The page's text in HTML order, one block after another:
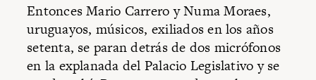
Entonces Mario Carrero y Numa Moraes,
uruguayos, músicos, exiliados en los años
setenta, se paran detrás de dos micrófonos
en la explanada del Palacio Legislativo y se